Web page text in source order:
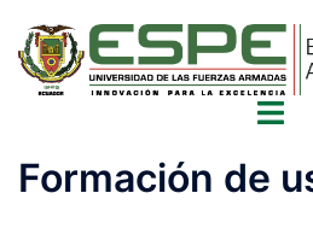
contenido
Formación de